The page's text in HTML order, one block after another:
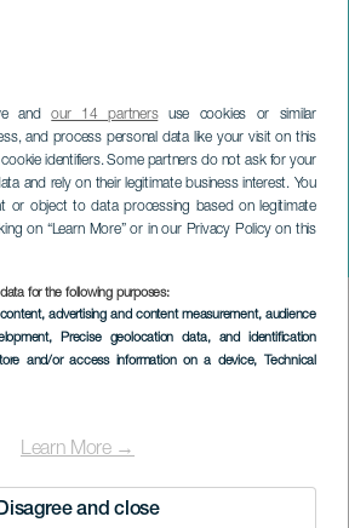
andour 14 partnersuse cookies or similar
and process personal data like your visit on this
identifiers. Some partners do not ask for your
and rely on their legitimate business interest. You
or object to data processing based on legitimate
on “Learn More” or in our Privacy Policy on this
for the following purposes:
advertising and content measurement, audience
, Precise geolocation data, and identification
and/or access information on a device, Technical
Learn More →
and close